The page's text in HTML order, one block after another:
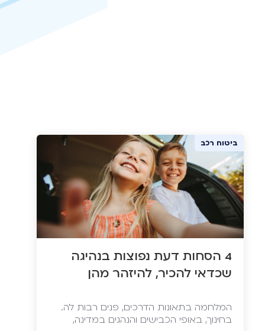
ביטוח רכב
4 הסחות דעת נפוצות בנהיגה
שכדאי להכיר, להיזהר מהן
המלחמה בתאונות הדרכים, פנים רבות לה.
בחינוך, באופי הכבישים והנהגים במדינה,